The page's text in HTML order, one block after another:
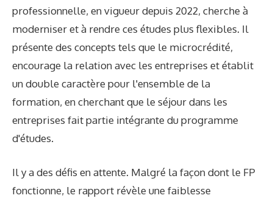
professionnelle, en vigueur depuis 2022, cherche à
moderniser et à rendre ces études plus flexibles. Il
présente des concepts tels que le microcrédité,
encourage la relation avec les entreprises et établit
un double caractère pour l'ensemble de la
formation, en cherchant que le séjour dans les
entreprises fait partie intégrante du programme
d'études.
Il y a des défis en attente. Malgré la façon dont le FP
fonctionne, le rapport révèle une faiblesse